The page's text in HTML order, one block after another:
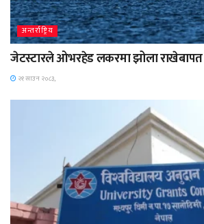
अन्तर्राष्ट्रिय
जेटस्टारले ओभरहेड लकरमा झोला
२१ साउन २०८३,